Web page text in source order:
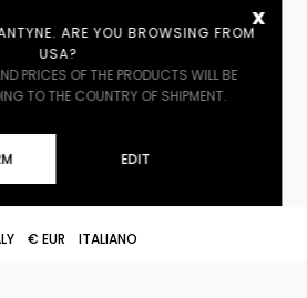
€ EUR ITALIANO
x
ARE YOU BROWSING FROM
USA?
PRICES OF THE PRODUCTS WILL BE
TO THE COUNTRY OF SHIPMENT.
EDIT